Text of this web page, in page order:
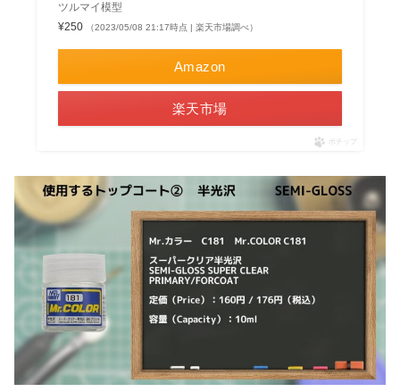
ツルマイ模型
¥250
（2023/05/08 21:17時点 | 楽天市場調べ）
Amazon
楽天市場
ポチップ